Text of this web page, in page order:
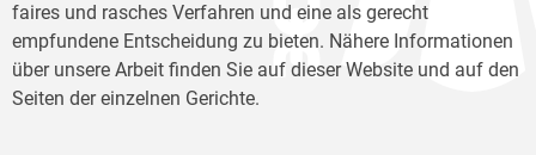
faires und rasches Verfahren und eine als gerecht
empfundene Entscheidung zu bieten. Nähere Informationen
über unsere Arbeit finden Sie auf dieser Website und auf den
Seiten der einzelnen Gerichte.